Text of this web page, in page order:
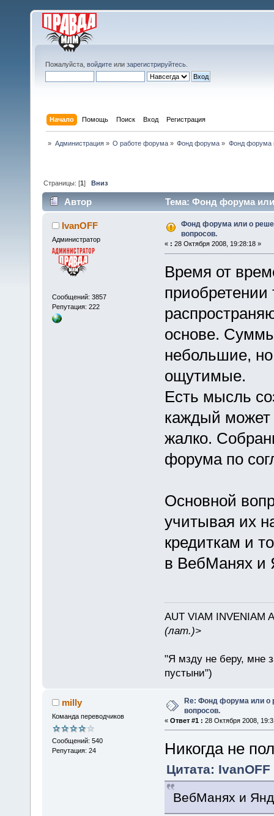
Пожалуйста, войдите или зарегистрируйтесь
Начало Помощь Поиск Вход Регистрация
» Администрация» О работе форума» Фонд форума » Фонд форума
Страницы: [1]Вниз
Автор Тема: Фонд форума
IvanOFF
Администратор
Сообщений: 3857
Репутация: 222
Фонд форума или о
вопросов.
« : 28 Октября 2008, 19:28:18 »
Время от
основе.
небольшие, но
ощутимые.
Есть мысль
каждый может
жалко.
форума по
Основной
учитывая их
кредиткам и
в ВебМанях и
AUT VIAM INVENIAM
(лат.)>
"Я мзду не беру, мне
пустыни")
milly
Команда переводчиков
Сообщений: 540
Репутация: 24
Re: Фонд форума или о
вопросов.
« Ответ #1 : 28 Октября 2008,
Никогда не
Цитата:
ВебМанях и